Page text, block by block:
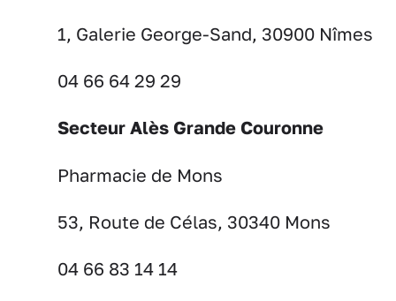
1, Galerie George-Sand, 30900 Nîmes
04 66 64 29 29
Secteur Alès Grande Couronne
Pharmacie de Mons
53, Route de Célas, 30340 Mons
04 66 83 14 14